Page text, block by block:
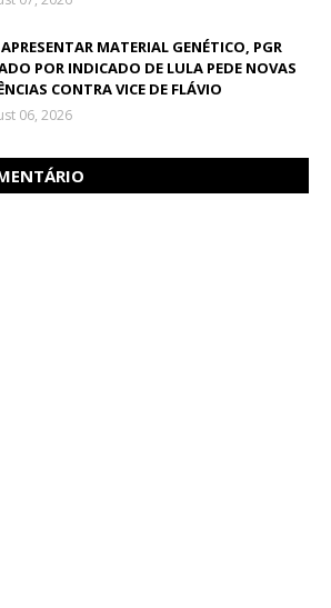
MATERIAL GENÉTICO, PGR
POR INDICADO DE LULA PEDE NOVAS
CONTRA VICE DE FLÁVIO
06, 2026